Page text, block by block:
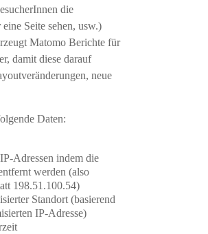
die
Seite sehen, usw.)
Matomo Berichte für
damit diese darauf
neue
Daten:
Adressen indem die
werden (also
198.51.100.54)
Standort (basierend
IP-Adresse)